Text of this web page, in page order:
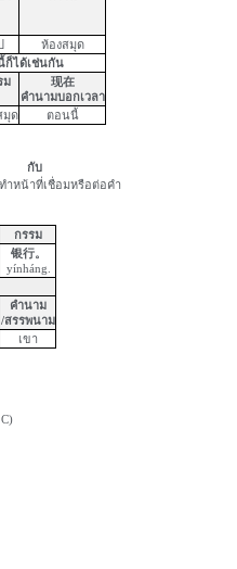
ห้องสมุด
ก็ได้เช่นกัน
ม
现在
คำนามบอกเวลา
มุด ตอนนี้
กับ
ทำหน้าที่เชื่อมหรือต่อคำ
กรรม
银行。
yínháng
คำนาม
/สรรพนาม
เขา